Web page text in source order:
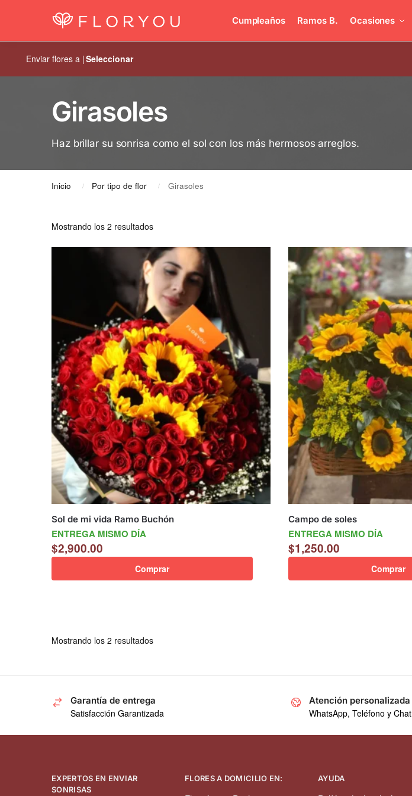
Cumpleaños Ramos B. Ocasiones
Los arreglos favoritos
Enviar flores a |Seleccionar
Girasoles
Haz brillar su sonrisa como el sol con los más hermosos arreglos.
Inicio / Por tipo de flor / Girasoles
Mostrando los 2 resultados
Sol de mi vida Ramo Buchón
ENTREGA MISMO DÍA
$2,900.00
Comprar
Campo de soles
ENTREGA MISMO DÍA
$1,250.00
Comprar
Mostrando los 2 resultados
Garantía de entrega
Satisfacción Garantizada
Atención personalizada
WhatsApp, Teléfono y Chat
EXPERTOS EN ENVIAR
SONRISAS
FLORES A DOMICILIO EN: AYUDA